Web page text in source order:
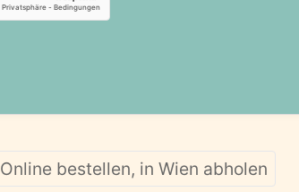
Online bestellen, in Wien abholen